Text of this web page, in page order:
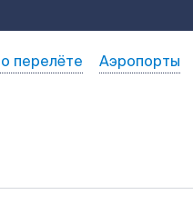
перелёте Аэропорты